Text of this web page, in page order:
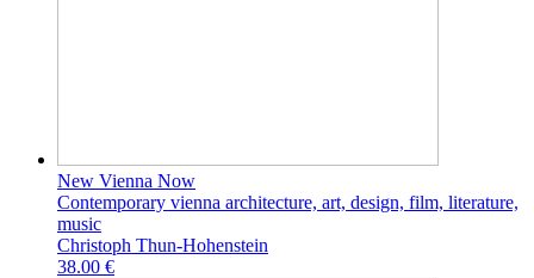
New Vienna Now
Contemporary vienna architecture, art, design, film, literature,
music
Christoph Thun-Hohenstein
38.00 €